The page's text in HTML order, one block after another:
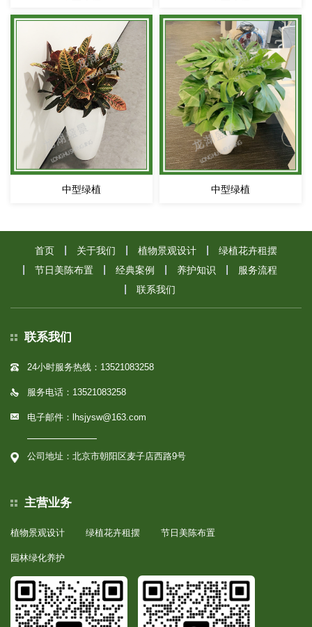
中型绿植 中型绿植
首页 关于我们 植物景观设计
绿植花卉租摆
节日美陈布置
经典案例 养护知识
服务流程
联系我们
联系我们
24小时服务热线：13521083258
服务电话：13521083258
电子邮件：lhsjysw@163.com
公司地址：北京市朝阳区麦子店西路9号
主营业务
植物景观设计 绿植花卉租摆 节日美陈布置
园林绿化养护